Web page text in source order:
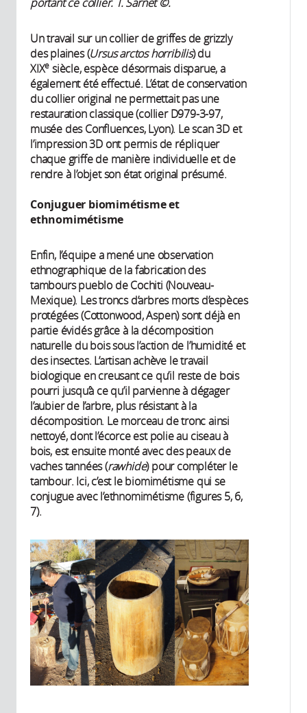
Un travail sur un collier de griffes de grizzly
des plaines (Ursus arctos horribilis) du
XIXe siècle, espèce désormais disparue, a
également été effectué. L’état de conservation
du collier original ne permettait pas une
restauration classique (collier D979-3-97,
musée des Confluences, Lyon). Le scan 3D et
l’impression 3D ont permis de répliquer
chaque griffe de manière individuelle et de
rendre à l’objet son état original présumé.
Conjuguer biomimétisme et
ethnomimétisme
Enfin, l’équipe a mené une observation
ethnographique de la fabrication des
tambours pueblo de Cochiti (Nouveau-
Mexique). Les troncs d’arbres morts d’espèces
protégées (Cottonwood, Aspen) sont déjà en
partie évidés grâce à la décomposition
naturelle du bois sous l’action de l’humidité et
des insectes. L’artisan achève le travail
biologique en creusant ce qu’il reste de bois
pourri jusqu’à ce qu’il parvienne à dégager
l’aubier de l’arbre, plus résistant à la
décomposition. Le morceau de tronc ainsi
nettoyé, dont l’écorce est polie au ciseau à
bois, est ensuite monté avec des peaux de
vaches tannées (rawhide) pour compléter le
tambour. Ici, c’est le biomimétisme qui se
conjugue avec l’ethnomimétisme (figures 5, 6,
7).